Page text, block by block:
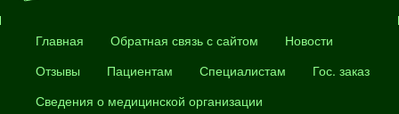
Главная Обратная связь с сайтом
Новости
Отзывы
Пациентам Специалистам
Гос. заказ
Сведения о медицинской организации